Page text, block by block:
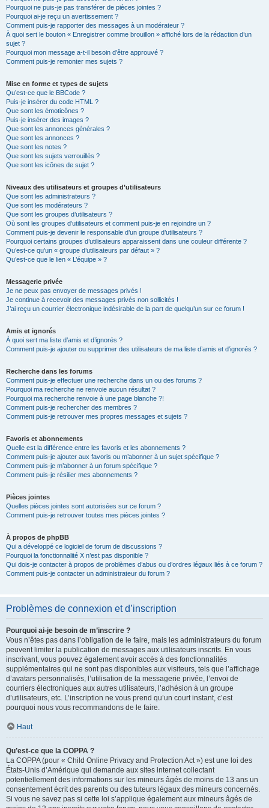
Pourquoi ne puis-je pas transférer de pièces jointes ?
Pourquoi ai-je reçu un avertissement ?
Comment puis-je rapporter des messages à un modérateur ?
À quoi sert le bouton « Enregistrer comme brouillon » affiché lors de la rédaction d’un
sujet ?
Pourquoi mon message a-t-il besoin d’être approuvé ?
Comment puis-je remonter mes sujets ?
Mise en forme et types de sujets
Qu’est-ce que le BBCode ?
Puis-je insérer du code HTML ?
Que sont les émoticônes ?
Puis-je insérer des images ?
Que sont les annonces générales ?
Que sont les annonces ?
Que sont les notes ?
Que sont les sujets verrouillés ?
Que sont les icônes de sujet ?
Niveaux des utilisateurs et groupes d’utilisateurs
Que sont les administrateurs ?
Que sont les modérateurs ?
Que sont les groupes d’utilisateurs ?
Où sont les groupes d’utilisateurs et comment puis-je en rejoindre un ?
Comment puis-je devenir le responsable d’un groupe d’utilisateurs ?
Pourquoi certains groupes d’utilisateurs apparaissent dans une couleur différente ?
Qu’est-ce qu’un « groupe d’utilisateurs par défaut » ?
Qu’est-ce que le lien « L’équipe » ?
Messagerie privée
Je ne peux pas envoyer de messages privés !
Je continue à recevoir des messages privés non sollicités !
J’ai reçu un courrier électronique indésirable de la part de quelqu’un sur ce forum !
Amis et ignorés
À quoi sert ma liste d’amis et d’ignorés ?
Comment puis-je ajouter ou supprimer des utilisateurs de ma liste d’amis et d’ignorés ?
Recherche dans les forums
Comment puis-je effectuer une recherche dans un ou des forums ?
Pourquoi ma recherche ne renvoie aucun résultat ?
Pourquoi ma recherche renvoie à une page blanche ?!
Comment puis-je rechercher des membres ?
Comment puis-je retrouver mes propres messages et sujets ?
Favoris et abonnements
Quelle est la différence entre les favoris et les abonnements ?
Comment puis-je ajouter aux favoris ou m’abonner à un sujet spécifique ?
Comment puis-je m’abonner à un forum spécifique ?
Comment puis-je résilier mes abonnements ?
Pièces jointes
Quelles pièces jointes sont autorisées sur ce forum ?
Comment puis-je retrouver toutes mes pièces jointes ?
À propos de phpBB
Qui a développé ce logiciel de forum de discussions ?
Pourquoi la fonctionnalité X n’est pas disponible ?
Qui dois-je contacter à propos de problèmes d’abus ou d’ordres légaux liés à ce forum ?
Comment puis-je contacter un administrateur du forum ?
Problèmes de connexion et d’inscription
Pourquoi ai-je besoin de m’inscrire ?
Vous n’êtes pas dans l’obligation de le faire, mais les administrateurs du forum
peuvent limiter la publication de messages aux utilisateurs inscrits. En vous
inscrivant, vous pouvez également avoir accès à des fonctionnalités
supplémentaires qui ne sont pas disponibles aux visiteurs, tels que l’affichage
d’avatars personnalisés, l’utilisation de la messagerie privée, l’envoi de
courriers électroniques aux autres utilisateurs, l’adhésion à un groupe
d’utilisateurs, etc. L’inscription ne vous prend qu’un court instant, c’est
pourquoi nous vous recommandons de le faire.
Haut
Qu’est-ce que la COPPA ?
La COPPA (pour « Child Online Privacy and Protection Act ») est une loi des
États-Unis d’Amérique qui demande aux sites internet collectant
potentiellement des informations sur les mineurs âgés de moins de 13 ans un
consentement écrit des parents ou des tuteurs légaux des mineurs concernés.
Si vous ne savez pas si cette loi s’applique également aux mineurs âgés de